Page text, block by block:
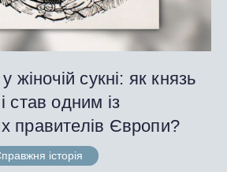
жіночій сукні: як князь
став одним із
правителів Європи?
історія